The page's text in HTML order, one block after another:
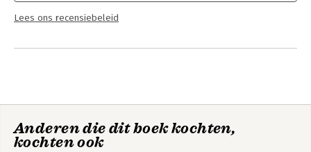
Lees ons recensiebeleid
Anderen die dit boek kochten,
kochten ook